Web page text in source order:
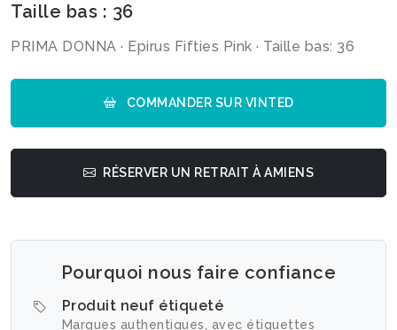
Taille bas : 36
PRIMA DONNA · Epirus Fifties Pink · Taille bas: 36
COMMANDER SUR VINTED
RÉSERVER UN RETRAIT À AMIENS
Pourquoi nous faire confiance
Produit neuf étiqueté
Marques authentiques, avec étiquettes